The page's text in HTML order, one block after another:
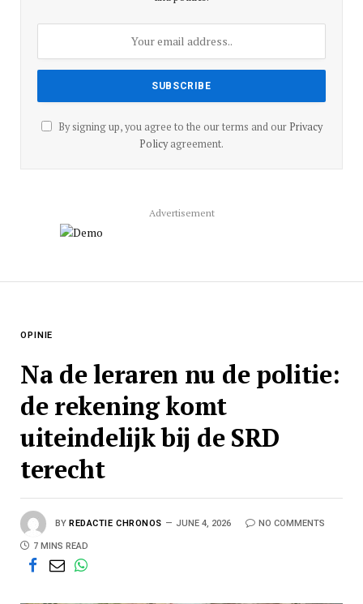
By signing up, you agree to the our terms and our Privacy
Policyagreement.
Advertisement
OPINIE
Na de leraren nu de politie:
de rekening komt
uiteindelijk bij de SRD
terecht
BY REDACTIE CHRONOS JUNE 4, 2026 NO COMMENTS
7 MINS READ